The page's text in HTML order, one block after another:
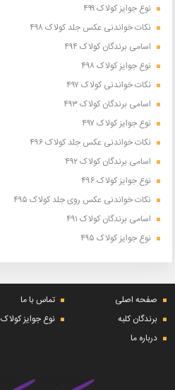
نوع جوایز کولاک ۴۹۹
نکات خواندنی عکس جلد کولاک ۴۹۸
اسامی برندگان کولاک ۴۹۴
نوع جوایز کولاک ۴۹۸
نکات خواندنی کولاک ۴۹۷
اسامی برندگان کولاک ۴۹۳
نوع جوایز کولاک ۴۹۷
نکات خواندنی عکس جلد کولاک ۴۹۶
اسامی برندگان کولاک ۴۹۲
نوع جوایز کولاک ۴۹۶
نکات خواندنی عکس روی جلد کولاک ۴۹۵
اسامی برندگان کولاک ۴۹۱
نوع جوایز کولاک ۴۹۵
صفحه اصلی تماس با ما
برندگان کلبه
نوع جوایز کولاک
درباره ما